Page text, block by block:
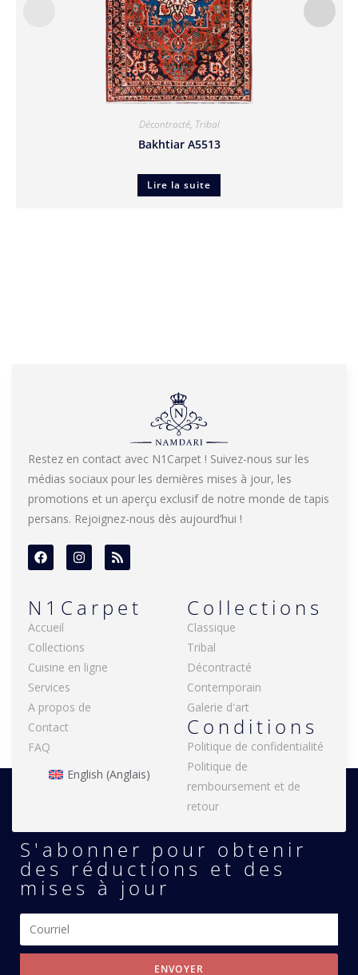
Décontracté, Tribal
Bakhtiar A5513
Lire la suite
N1Carpet
Accueil
Collections
Cuisine en ligne
Services
A propos de
Contact
FAQ
English (Anglais)
Collections
Classique
Tribal
Décontracté
Contemporain
Galerie d'art
Conditions
Politique de confidentialité
Politique de
remboursement et de
retour
Restez en contact avec N1Carpet ! Suivez-nous sur les
médias sociaux pour les dernières mises à jour, les
promotions et un aperçu exclusif de notre monde de tapis
persans. Rejoignez-nous dès aujourd’hui !
S'abonner pour obtenir
des réductions et des
mises à jour
ENVOYER